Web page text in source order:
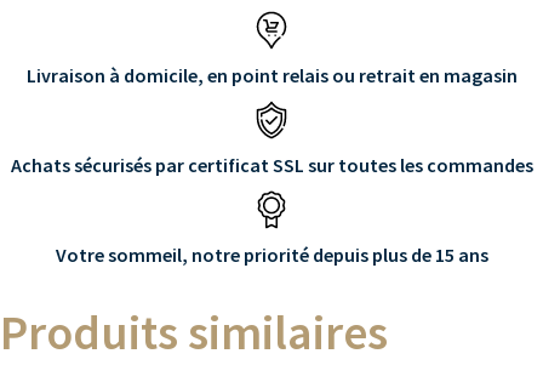
Livraison à domicile, en point relais ou retrait en magasin
Achats sécurisés par certificat SSL sur toutes les commandes
Votre sommeil, notre priorité depuis plus de 15 ans
Produits similaires